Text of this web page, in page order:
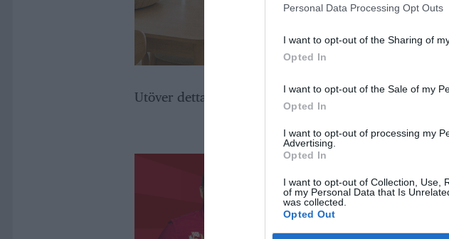
Personal Data Processing Opt Outs
I want to opt-out of the Sharing of
Opted In
I want to opt-out of the Sale of my
Opted In
I want to opt-out of processing my
Advertising.
Opted In
I want to opt-out of Collection, Use,
of my Personal Data that Is
was collected.
Opted Out
Utöver detta ska han betala en avgift till